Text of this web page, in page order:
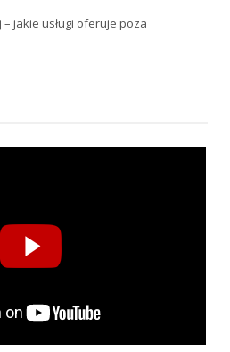
jakie usługi oferuje poza